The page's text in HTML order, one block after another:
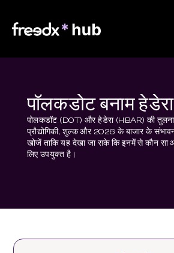
पॉलकडोट बनाम
पोलकडॉट (DOT) और हेडेरा (HBAR) की
प्रौद्योगिकी, शुल्क और 2026 के बाजार के
खोजें ताकि यह देखा जा सके कि इनमें से कौन सा
लिए उपयुक्त है।